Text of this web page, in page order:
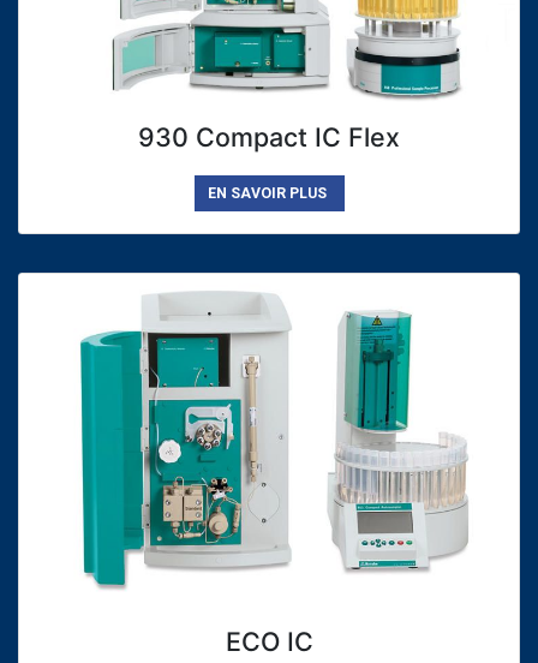
930 Compact IC Flex
EN SAVOIR PLUS
ECO IC